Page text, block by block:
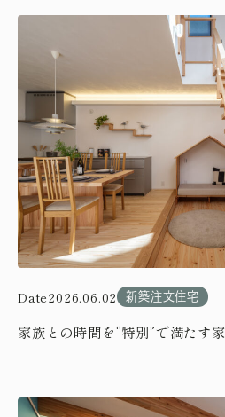
Date2026.06.02 新築注文住宅
家族との時間を“特別”で満たす家